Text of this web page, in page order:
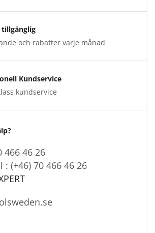
tillgänglig
och rabatter varje månad
Kundservice
kundservice
466 46 26
(+46) 70 466 46 26